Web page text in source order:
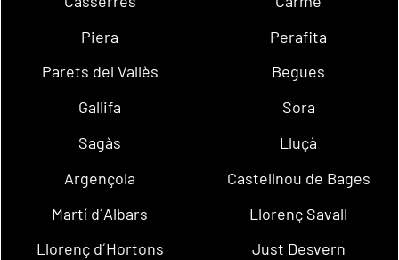
Piera
Perafita
Parets del Vallès
Begues
Gallifa
Sora
Sagàs
Lluçà
Argençola
Castellnou de Bages
Martí d´Albars
Llorenç Savall
Llorenç d´Hortons
Just Desvern